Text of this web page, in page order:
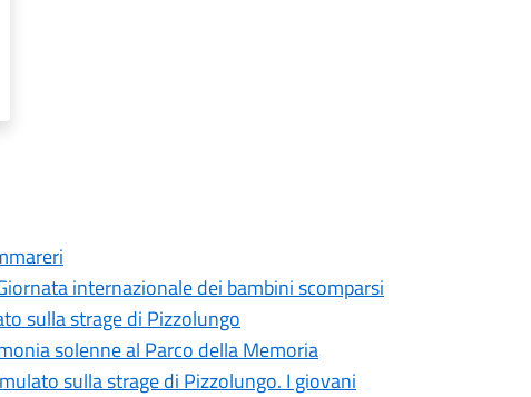
internazionale dei bambini scomparsi
sulla strage di Pizzolungo
solenne al Parco della Memoria
sulla strage di Pizzolungo. I giovani